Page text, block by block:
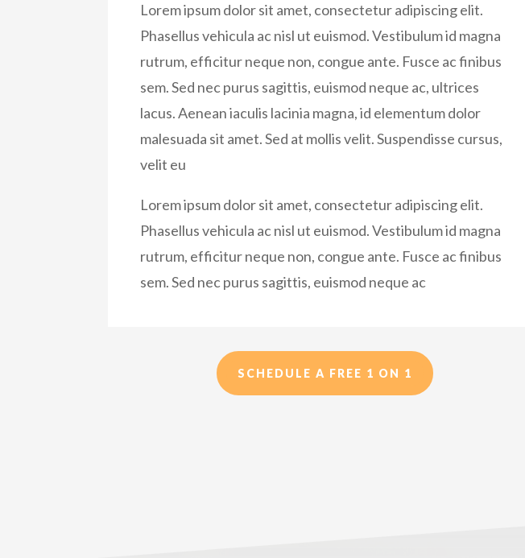
Lorem ipsum dolor sit amet, consectetur adipiscing elit.
Phasellus vehicula ac nisl ut euismod. Vestibulum id magna
rutrum, efficitur neque non, congue ante. Fusce ac finibus
sem. Sed nec purus sagittis, euismod neque ac, ultrices
lacus. Aenean iaculis lacinia magna, id elementum dolor
malesuada sit amet. Sed at mollis velit. Suspendisse cursus,
velit eu
Lorem ipsum dolor sit amet, consectetur adipiscing elit.
Phasellus vehicula ac nisl ut euismod. Vestibulum id magna
rutrum, efficitur neque non, congue ante. Fusce ac finibus
sem. Sed nec purus sagittis, euismod neque ac
SCHEDULE A FREE 1 ON 1